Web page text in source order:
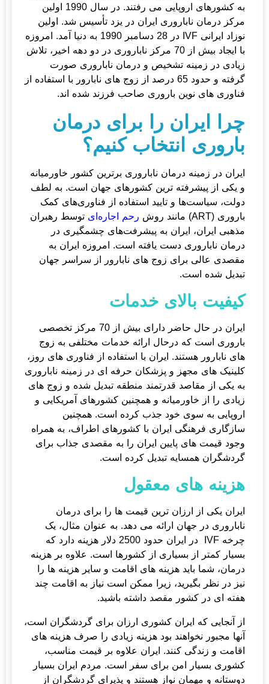
به کشورهای اروپایی می رفتند. در سال 1990 اولین
مرکز درمان ناباروری ایران در یزد تأسیس شد. اولین
نوزاد ایرانی IVF در 28 دسامبر 1990 به دنیا آمد. امروزه
با ایجاد بیش از 70 مرکز ناباروری در دو دهه اخیر، تلاش
زیادی در زمینه تشخیص و درمان ناباروری صورت
گرفته و حدود 65 درصد از زوج های نابارور با استفاده از
فناوری های نوین باروری صاحب فرزند شده اند.
چرا ایران را برای درمان
باروری انتخاب کنیم؟
ایران در زمینه درمان ناباروری برترین کشور خاورمیانه
و یکی از پیشرفته ترین کشورهای جهان است. به لطف
دولت، سیاست‌ها و تایید استفاده از فناوری‌های کمک
باروری (ART) مانند روش
رحم اجاره‌ای توسط رهبران
مذهبی ایران، ایران به پیشرفت‌های چشمگیری در
درمان ناباروری دست یافته است. امروزه ایران به
مقصدی عالی برای زوج های نابارور از سراسر جهان
تبدیل شده است.
کیفیت بالای خدمات
ایران در حال حاضر دارای بیش از 70 مرکز تخصصی
باروری است که درحال ارائه خدمات مختلفی به زوج
های نابارور هستند. ایران با استفاده از فناوری های روز،
کلینیک های مجهز و پزشکان حرفه ای در زمینه ناباروری
به یکی از مقاصد قدرتمند منطقه تبدیل شده و زوج های
زیادی را از خاورمیانه و همچنین کشورهای آمریکایی و
اروپایی به سوی خود جذب کرده است. همچنین
سازگاری فرهنگی ایران با کشورهای اطراف، به همراه
وجود قیمت های پایین ایران را به مقصدی جذاب برای
گردشگران همسایه تبدیل کرده است.
هزینه های معقول
ایران یکی از ارزان ترین قیمت ها را برای درمان
ناباروری در جهان ارائه می دهد. به عنوان مثال، یک
چرخه IVF در ایران حدود 2500 دلار هزینه دارد که
بسیار کمتر از بسیاری از کشورها است. علاوه بر هزینه
درمان، شما باید هزینه های اقامت و سایر هزینه ها را
نیز در نظر بگیرید، زیرا ممکن است نیاز به اقامت چند
هفته ای در کشور مقصد داشته باشید.
از آنجایی که ایران کشوری ارزان برای گردشگران است،
آنها مجبور نخواهند بود هزینه زیادی را صرف هزینه های
اقامت و زندگی کنند. ایران علاوه بر قیمت مناسب،
کشوری بسیار امن برای سفر است. مردم ایران بسیار
دوستانه و مهمان نواز هستند و پذیرای گردشگران از